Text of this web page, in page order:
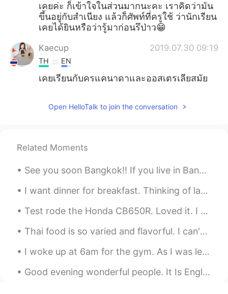
เคยค่ะ​ ก็เข้าใจในส่วนมากนะคะ​ เราคิดว่ามัน
ขึ้นอยู่​กับสำเนียง​ แล้วก็ศัพท์​ที่ครูใช้​ ว่านักเรียน
เคยได้ยินหรือว่ารู้มาก่อนรึป่าว😁
Kaecup 2019.07.30 09:19
TH EN
เคยเรียนกับครูแคนาดาและออสเตรเลียสมัย
Fah 2019.07.30 07:59
won’t understand
cha 2019.07.30 07:26
done’t worry about grammar any may
TH CN繁
ตอนนี้เรียนภาษาอังกฤษกับครูไต้หวันค่ะ
Open HelloTalk to join the conversation
Related Moments
See you soon Bangkok!! If you live in Bangkok and have food or restaurant recommendations, pleas...
I want dinner for breakfast. Thinking of last nights steak dinner. 😥 I like my steaks rare to ...
Test rode the Honda CB650R. Loved it. I am waiting for red. Now I have to decide whether to bu...
Thai food is so varied and flavorful. I can't wait to go back and try more! 😋🤤 #BestFoodEver #Bes...
I woke up at 6am for the gym. As I was leaving, I saw the neighbors cat "Peppermint" with a jump...
Good evening wonderful people. It Is English practice time. Send me a message if you would like...